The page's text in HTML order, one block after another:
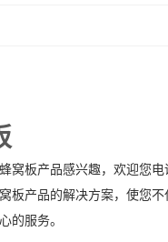
窝板产品感兴趣，欢迎您电
板产品的解决方案，使您不
的服务。